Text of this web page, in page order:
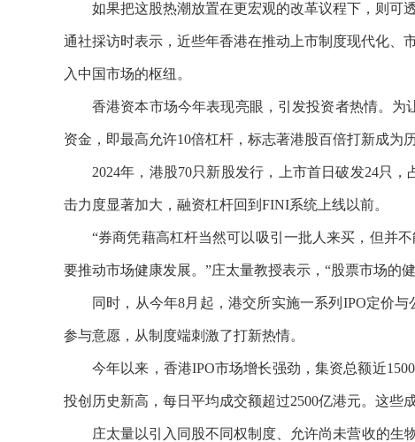
如果把这股热潮放置在更宏观的改革议程下，则可
通社採访时表示，近些年香港在推动上市制度现代化、
入中国市场的枢纽。
香港资本市场今年表现亮眼，引发投资者热情。为
资金，即最高允许10倍杠杆，标志著港股百倍打新成为
2024年，港股70只新股发行，上市首日破发24只
击力度显著加大，融资杠杆回到FINI系统上线以前。
“券商凭藉高杠杆当然可以吸引一批人来买，但并
要推动市场健康发展。”庄太量教授表示，“股票市场的
同时，从今年8月起，港交所实施一系列IPO定价
参与意愿，从制度端刺激了打新热情。
今年以来，香港IPO市场增长强劲，集资总额近
投创历史新高，每日平均成交额超过2500亿港元。这些
庄太量以引入同股不同权制度、允许尚未营收的生